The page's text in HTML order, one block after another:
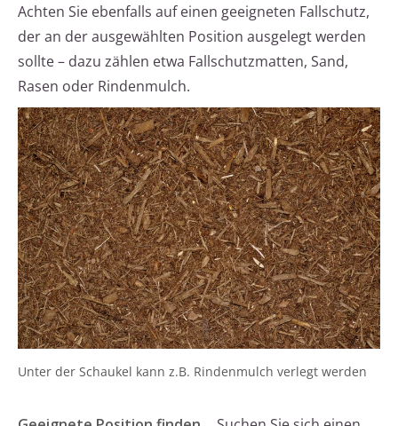
Achten Sie ebenfalls auf einen geeigneten Fallschutz,
der an der ausgewählten Position ausgelegt werden
sollte – dazu zählen etwa Fallschutzmatten, Sand,
Rasen oder Rindenmulch.
Unter der Schaukel kann z.B. Rindenmulch verlegt werden